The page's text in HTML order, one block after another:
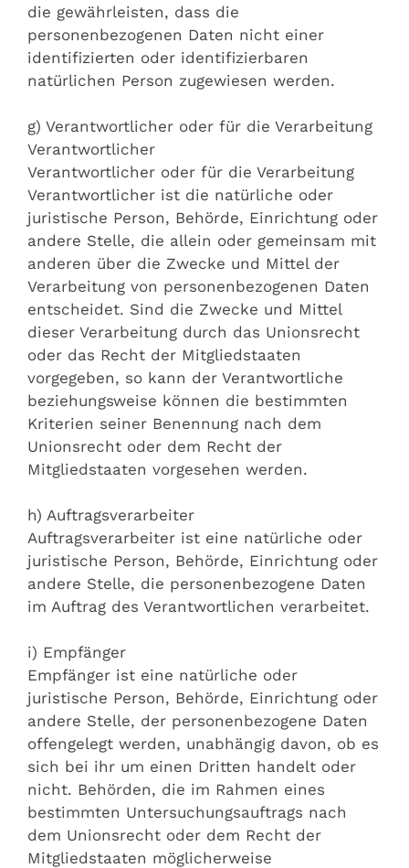
die gewährleisten, dass die
personenbezogenen Daten nicht einer
identifizierten oder identifizierbaren
natürlichen Person zugewiesen werden.
g) Verantwortlicher oder für die Verarbeitung
Verantwortlicher
Verantwortlicher oder für die Verarbeitung
Verantwortlicher ist die natürliche oder
juristische Person, Behörde, Einrichtung oder
andere Stelle, die allein oder gemeinsam mit
anderen über die Zwecke und Mittel der
Verarbeitung von personenbezogenen Daten
entscheidet. Sind die Zwecke und Mittel
dieser Verarbeitung durch das Unionsrecht
oder das Recht der Mitgliedstaaten
vorgegeben, so kann der Verantwortliche
beziehungsweise können die bestimmten
Kriterien seiner Benennung nach dem
Unionsrecht oder dem Recht der
Mitgliedstaaten vorgesehen werden.
h) Auftragsverarbeiter
Auftragsverarbeiter ist eine natürliche oder
juristische Person, Behörde, Einrichtung oder
andere Stelle, die personenbezogene Daten
im Auftrag des Verantwortlichen verarbeitet.
i) Empfänger
Empfänger ist eine natürliche oder
juristische Person, Behörde, Einrichtung oder
andere Stelle, der personenbezogene Daten
offengelegt werden, unabhängig davon, ob es
sich bei ihr um einen Dritten handelt oder
nicht. Behörden, die im Rahmen eines
bestimmten Untersuchungsauftrags nach
dem Unionsrecht oder dem Recht der
Mitgliedstaaten möglicherweise